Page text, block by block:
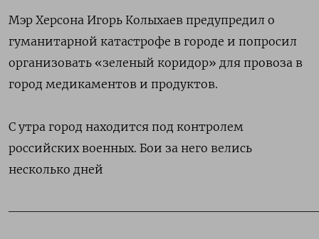
Мэр Херсона Игорь Колыхаев предупредил о
гуманитарной катастрофе в городе и попросил
организовать «зеленый коридор» для провоза в
город медикаментов и продуктов.
С утра город находится под контролем
российских военных. Бои за него велись
несколько дней